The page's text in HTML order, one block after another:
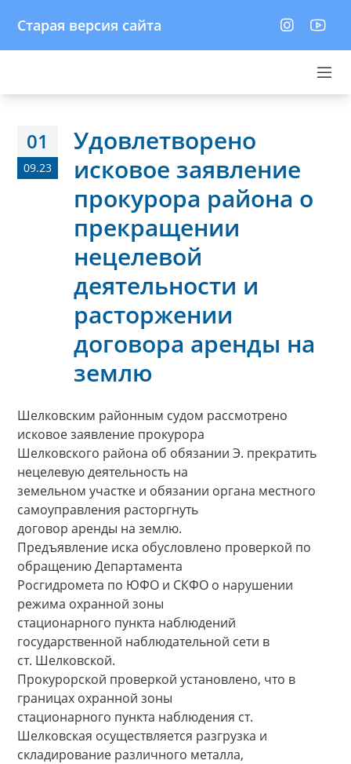
Старая версия сайта
01
09.23
Удовлетворено
исковое заявление
прокурора района о
прекращении
нецелевой
деятельности и
расторжении
договора аренды на
землю
Шелковским районным судом рассмотрено
исковое заявление прокурора
Шелковского района об обязании Э. прекратить
нецелевую деятельность на
земельном участке и обязании органа местного
самоуправления расторгнуть
договор аренды на землю.
Предъявление иска обусловлено проверкой по
обращению Департамента
Росгидромета по ЮФО и СКФО о нарушении
режима охранной зоны
стационарного пункта наблюдений
государственной наблюдательной сети в
ст. Шелковской.
Прокурорской проверкой установлено, что в
границах охранной зоны
стационарного пункта наблюдения ст.
Шелковская осуществляется разгрузка и
складирование различного металла,